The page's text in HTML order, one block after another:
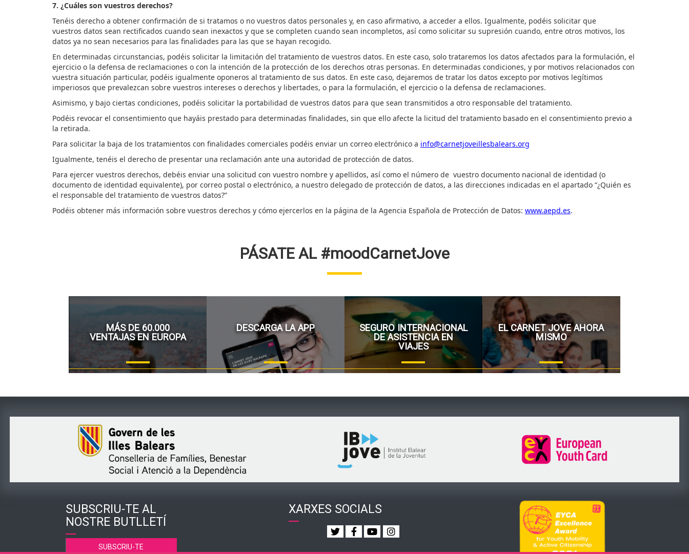
7. ¿Cuáles son vuestros derechos?
Tenéis derecho a obtener confirmación de si tratamos o no vuestros datos personales y, en caso afirmativo, a acceder a ellos. Igualmente, podéis solicitar que
vuestros datos sean rectificados cuando sean inexactos y que se completen cuando sean incompletos, así como solicitar su supresión cuando, entre otros motivos, los
datos ya no sean necesarios para las finalidades para las que se hayan recogido.
En determinadas circunstancias, podéis solicitar la limitación del tratamiento de vuestros datos. En este caso, solo trataremos los datos afectados para la formulación, el
ejercicio o la defensa de reclamaciones o con la intención de la protección de los derechos otras personas. En determinadas condiciones, y por motivos relacionados con
vuestra situación particular, podéis igualmente oponeros al tratamiento de sus datos. En este caso, dejaremos de tratar los datos excepto por motivos legítimos
imperiosos que prevalezcan sobre vuestros intereses o derechos y libertades, o para la formulación, el ejercicio o la defensa de reclamaciones.
Asimismo, y bajo ciertas condiciones, podéis solicitar la portabilidad de vuestros datos para que sean transmitidos a otro responsable del tratamiento.
Podéis revocar el consentimiento que hayáis prestado para determinadas finalidades, sin que ello afecte la licitud del tratamiento basado en el consentimiento previo a
la retirada.
Para solicitar la baja de los tratamientos con finalidades comerciales podéis enviar un correo electrónico a info@carnetjoveillesbalears.org
Igualmente, tenéis el derecho de presentar una reclamación ante una autoridad de protección de datos.
Para ejercer vuestros derechos, debéis enviar una solicitud con vuestro nombre y apellidos, así como el número de vuestro documento nacional de identidad (o
documento de identidad equivalente), por correo postal o electrónico, a nuestro delegado de protección de datos, a las direcciones indicadas en el apartado “¿Quién es
el responsable del tratamiento de vuestros datos?”
Podéis obtener más información sobre vuestros derechos y cómo ejercerlos en la página de la Agencia Española de Protección de Datos: www.aepd.es.
PÁSATE AL #moodCarnetJove
MÁS DE 60.000
VENTAJAS EN EUROPA
DESCARGA LA APP
SEGURO INTERNACIONAL
DE ASISTENCIA EN
VIAJES
EL CARNET JOVE AHORA
MISMO
SUBSCRIU-TE AL
NOSTRE BUTLLETÍ
SUBSCRIU-TE
XARXES SOCIALS